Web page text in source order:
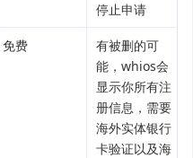
停止申请
免费
有被删的可
能，whios会
显示你所有注
册信息，需要
海外实体银行
卡验证以及海